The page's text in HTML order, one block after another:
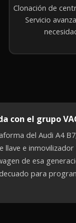
Clonación de
Servicio
con el grupo
del Audi A4
llave e
de esa
para